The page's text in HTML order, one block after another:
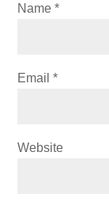
Name*
Email*
Website